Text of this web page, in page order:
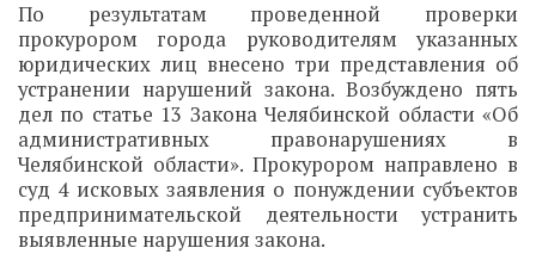
По результатам проведенной проверки
прокурором города руководителям указанных
юридических лиц внесено три представления об
устранении нарушений закона. Возбуждено пять
дел по статье 13 Закона Челябинской области «Об
административных правонарушениях в
Челябинской области». Прокурором направлено в
суд 4 исковых заявления о понуждении субъектов
предпринимательской деятельности устранить
выявленные нарушения закона.